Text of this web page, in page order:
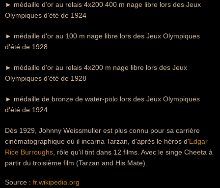
► médaille d'or au relais 4x200 400 m nage libre lors des Jeux
Olympiques d'été de 1924
► médaille d'or au 100 m nage libre lors des Jeux Olympiques
d'été de 1928
► médaille d'or au relais 4x200 m nage libre lors des Jeux
Olympiques d'été de 1928
► médaille de bronze de water-polo lors des Jeux Olympiques
d'été de 1924
Dès 1929, Johnny Weissmuller est plus connu pour sa carrière
cinématographique où il incarna Tarzan, d'après le héros d'Edgar
Rice Burroughs , rôle qu'il tint dans 12 films. Avec le singe Cheeta à
partir du troisième film (Tarzan and His Mate).
Source : fr.wikipedia.org